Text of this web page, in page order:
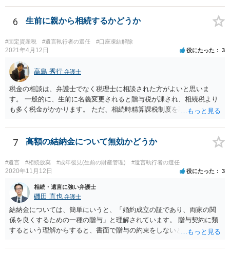
6 生前に親から相続するかどうか
#固定資産税 #遺言執行者の選任 #口座凍結解除
2021年4月12日 役にたった 3
高島 秀行 弁護士
税金の相談は、弁護士でなく税理士に相談された方がよいと思いま
す。 一般的に、生前に名義変更されると贈与税が課され、相続税より
も多く税金がかかります。 ただ、相続時精算課税制度を取れば、実質
ういう場合にどれくらい税金がかかるか計算してもらって どういう方
針を取るか決められたらよいと思います。
7 高額の結納金について無効かどうか
#遺言 #相続放棄 #成年後見(生前の財産管理) #遺言執行者の選任
2020年11月12日 役にたった 3
相続・遺言に強い弁護士
磯田 直也 弁護士
結納金については、簡単にいうと、「婚約成立の証であり、両家の関
係を良くするための一種の贈与」と理解されています。 贈与契約に類
するという理解からすると、書面で贈与の約束をしないと相手方は支
ことは困難です。 くれぐれも今後お気をつけください。 弁護士に対応